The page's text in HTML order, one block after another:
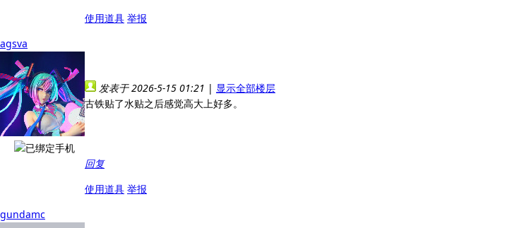
使用道具 举报
agsva
发表于 2026-5-15 01:21 | 显示全部楼层
古铁贴了水贴之后感觉高大上好多。
回复
使用道具 举报
gundamc